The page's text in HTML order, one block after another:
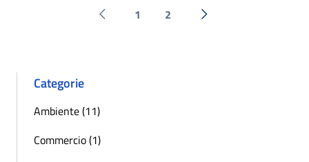
Pagina precedente
1 2 Successiva »
Categorie
Ambiente (11)
Commercio (1)